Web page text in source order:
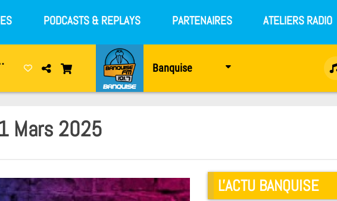
PODCASTS & REPLAYS PARTENAIRES ATELIERS RADIO
Outtake) Banquise
Mars 2025
L'ACTU BANQUISE